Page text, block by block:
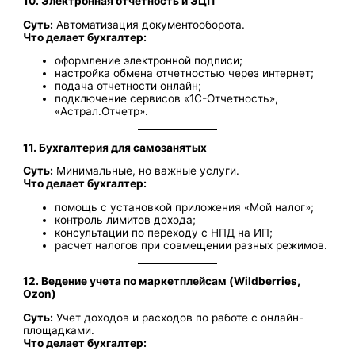
Суть: Автоматизация документооборота.
Что делает бухгалтер:
оформление электронной подписи;
настройка обмена отчетностью через интернет;
подача отчетности онлайн;
подключение сервисов «1С-Отчетность»,
«Астрал.Отчетр».
11. Бухгалтерия для самозанятых
Суть: Минимальные, но важные услуги.
Что делает бухгалтер:
помощь с установкой приложения «Мой налог»;
контроль лимитов дохода;
консультации по переходу с НПД на ИП;
расчет налогов при совмещении разных режимов.
12. Ведение учета по маркетплейсам (Wildberries,
Ozon)
Суть: Учет доходов и расходов по работе с онлайн-
площадками.
Что делает бухгалтер: